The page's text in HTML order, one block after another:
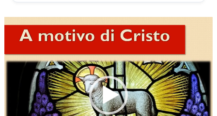
Player